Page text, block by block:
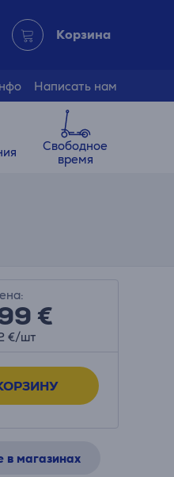
Корзина
Написать нам
Свободное
время
€
€/шт
в магазинах